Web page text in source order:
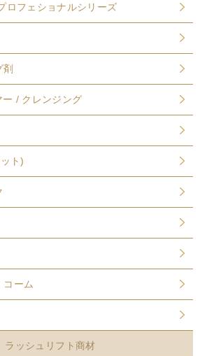
ロフェショナルシリーズ
/ クレンジング
ト)
コーム
ラッシュリフト商材